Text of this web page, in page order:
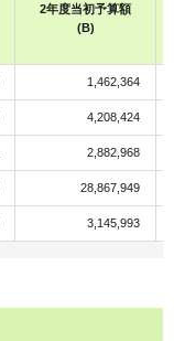
2年度当初予算額
(B)
1,462,364
4,208,424
2,882,968
28,867,949
3,145,993